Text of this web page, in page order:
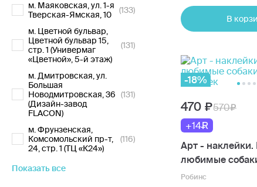
м. Маяковская, ул. 1-я
Тверская-Ямская, 10
(133)
м. Цветной бульвар,
Цветной бульвар 15,
стр. 1 (Универмаг
«Цветной», 5-й этаж)
(131)
м. Дмитровская, ул.
Большая
Новодмитровская, 36
(Дизайн-завод
FLACON)
(131)
м. Фрунзенская,
Комсомольский пр-т,
24, стр. 1 (ТЦ «К24»)
(116)
Показать все
В
-18%
470
570
+14
Арт -
любимые
200 наклеек
Робинс